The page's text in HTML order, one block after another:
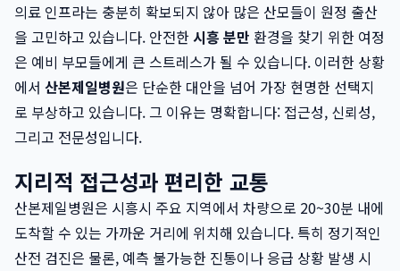
의료 인프라는 충분히 확보되지 않아 많은 산모들이 원정 출산
을 고민하고 있습니다. 안전한시흥 분만 환경을 찾기 위한 여정
은 예비 부모들에게 큰 스트레스가 될 수 있습니다. 이러한 상황
에서 산본제일병원은 단순한 대안을 넘어 가장 현명한 선택지
로 부상하고 있습니다. 그 이유는 명확합니다: 접근성, 신뢰성,
그리고 전문성입니다.
지리적 접근성과 편리한 교통
산본제일병원은 시흥시 주요 지역에서 차량으로 20~30분 내에
도착할 수 있는 가까운 거리에 위치해 있습니다. 특히 정기적인
산전 검진은 물론, 예측 불가능한 진통이나 응급 상황 발생 시